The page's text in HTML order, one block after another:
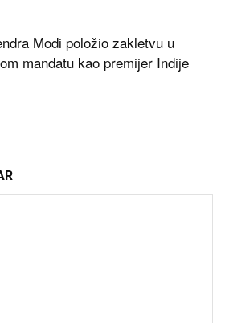
Modi položio zakletvu u
mandatu kao premijer Indije